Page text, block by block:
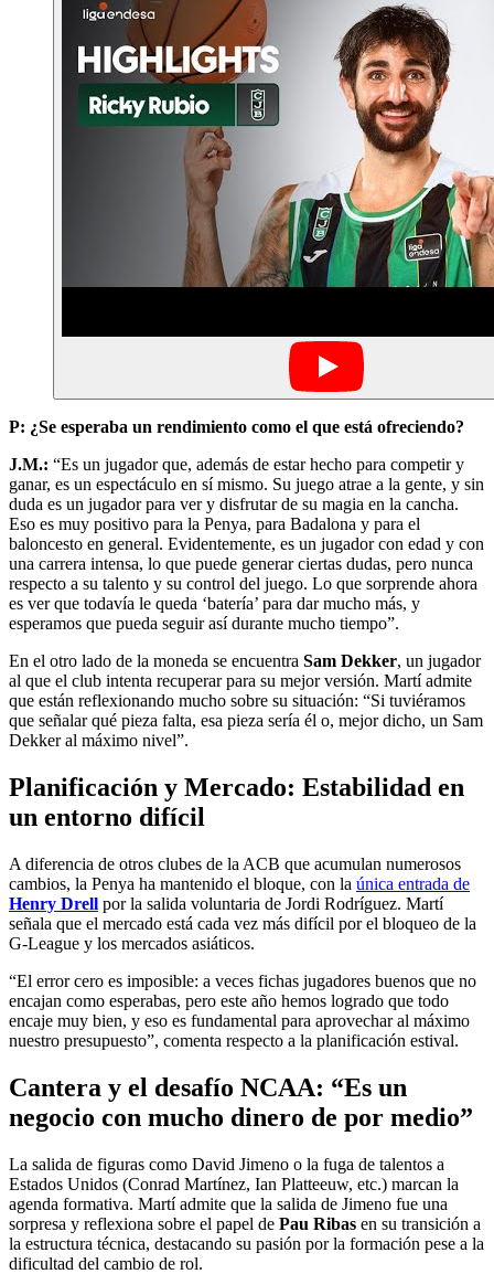
P: ¿Se esperaba un rendimiento como el que está ofreciendo?
J.M.: “Es un jugador que, además de estar hecho para competir y
ganar, es un espectáculo en sí mismo. Su juego atrae a la gente, y sin
duda es un jugador para ver y disfrutar de su magia en la cancha.
Eso es muy positivo para la Penya, para Badalona y para el
baloncesto en general. Evidentemente, es un jugador con edad y con
una carrera intensa, lo que puede generar ciertas dudas, pero nunca
respecto a su talento y su control del juego. Lo que sorprende ahora
es ver que todavía le queda ‘batería’ para dar mucho más, y
esperamos que pueda seguir así durante mucho tiempo”.
En el otro lado de la moneda se encuentra Sam Dekker, un jugador
al que el club intenta recuperar para su mejor versión. Martí admite
que están reflexionando mucho sobre su situación: “Si tuviéramos
que señalar qué pieza falta, esa pieza sería él o, mejor dicho, un Sam
Dekker al máximo nivel”.
Planificación y Mercado: Estabilidad en
un entorno difícil
A diferencia de otros clubes de la ACB que acumulan numerosos
cambios, la Penya ha mantenido el bloque, con la única entrada de
Henry Drell por la salida voluntaria de Jordi Rodríguez. Martí
señala que el mercado está cada vez más difícil por el bloqueo de la
G-League y los mercados asiáticos.
“El error cero es imposible: a veces fichas jugadores buenos que no
encajan como esperabas, pero este año hemos logrado que todo
encaje muy bien, y eso es fundamental para aprovechar al máximo
nuestro presupuesto”, comenta respecto a la planificación estival.
Cantera y el desafío NCAA: “Es un
negocio con mucho dinero de por medio”
La salida de figuras como David Jimeno o la fuga de talentos a
Estados Unidos (Conrad Martínez, Ian Platteeuw, etc.) marcan la
agenda formativa. Martí admite que la salida de Jimeno fue una
sorpresa y reflexiona sobre el papel de Pau Ribas en su transición a
la estructura técnica, destacando su pasión por la formación pese a la
dificultad del cambio de rol.